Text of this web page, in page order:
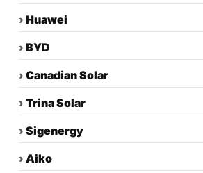
› Huawei
› BYD
› Canadian Solar
› Trina Solar
› Sigenergy
› Aiko